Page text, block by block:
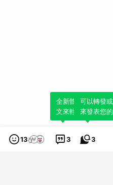
13 3
全新體驗！一鍵引
文來輕鬆表達個人
3
可以轉發
來發表您